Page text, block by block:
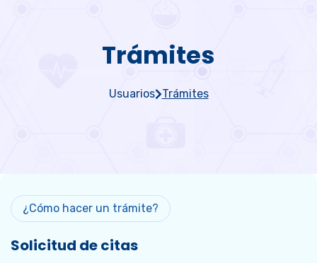
Trámites
Usuarios Trámites
¿Cómo hacer un trámite?
Solicitud de citas